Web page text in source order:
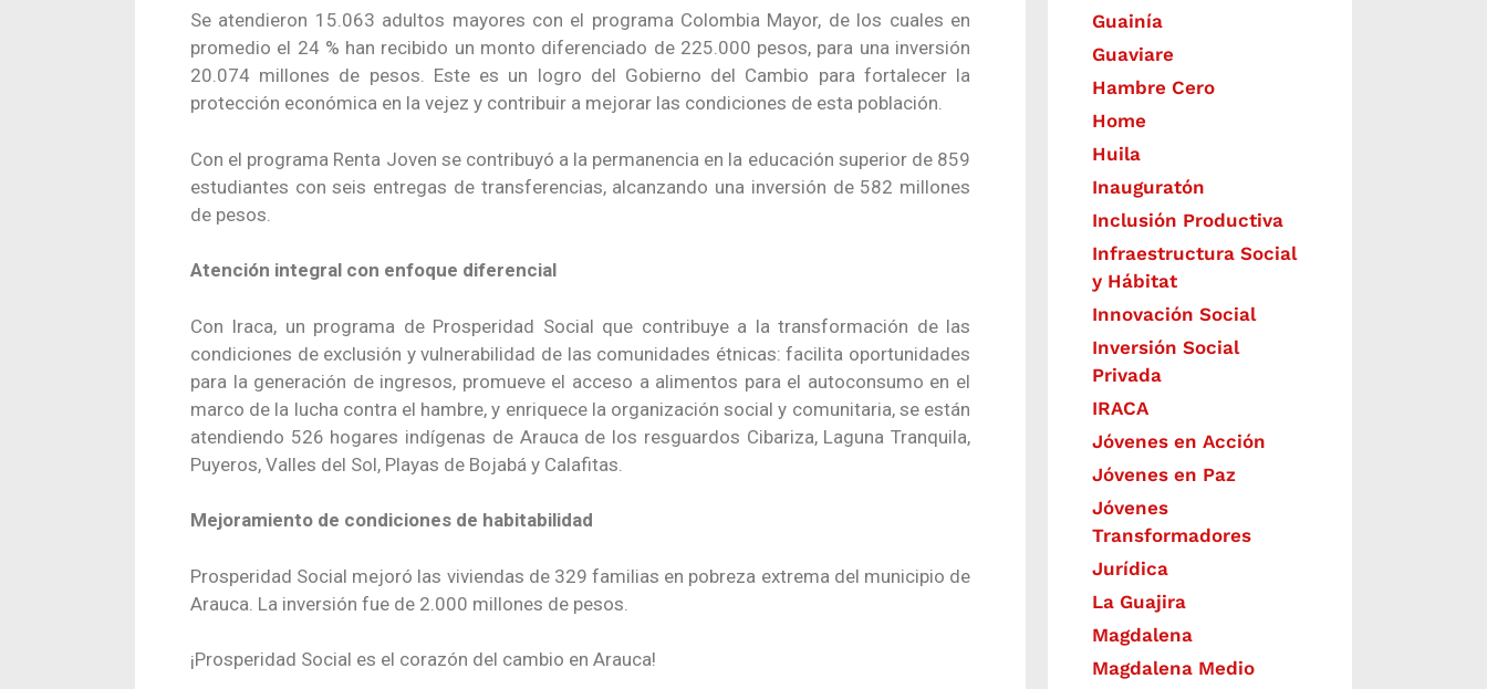
Se atendieron 15.063 adultos mayores con el programa Colombia Mayor, de los cuales en
promedio el 24 % han recibido un monto diferenciado de 225.000 pesos, para una inversión
20.074 millones de pesos. Este es un logro del Gobierno del Cambio para fortalecer la
protección económica en la vejez y contribuir a mejorar las condiciones de esta población.
Con el programa Renta Joven se contribuyó a la permanencia en la educación superior de 859
estudiantes con seis entregas de transferencias, alcanzando una inversión de 582 millones
de pesos.
Atención integral con enfoque diferencial
Con Iraca, un programa de Prosperidad Social que contribuye a la transformación de las
condiciones de exclusión y vulnerabilidad de las comunidades étnicas: facilita oportunidades
para la generación de ingresos, promueve el acceso a alimentos para el autoconsumo en el
marco de la lucha contra el hambre, y enriquece la organización social y comunitaria, se están
atendiendo 526 hogares indígenas de Arauca de los resguardos Cibariza, Laguna Tranquila,
Puyeros, Valles del Sol, Playas de Bojabá y Calafitas.
Mejoramiento de condiciones de habitabilidad
Prosperidad Social mejoró las viviendas de 329 familias en pobreza extrema del municipio de
Arauca. La inversión fue de 2.000 millones de pesos.
¡Prosperidad Social es el corazón del cambio en Arauca!
Guainía
Guaviare
Hambre Cero
Home
Huila
Inauguratón
Inclusión Productiva
Infraestructura Social
y Hábitat
​Innovación Social
Inversión Social
Privada
IRACA
Jóvenes en Acción
Jóvenes en Paz
Jóvenes
Transformadores
Jurídica
La Guajira
Magdalena
Magdalena Medio